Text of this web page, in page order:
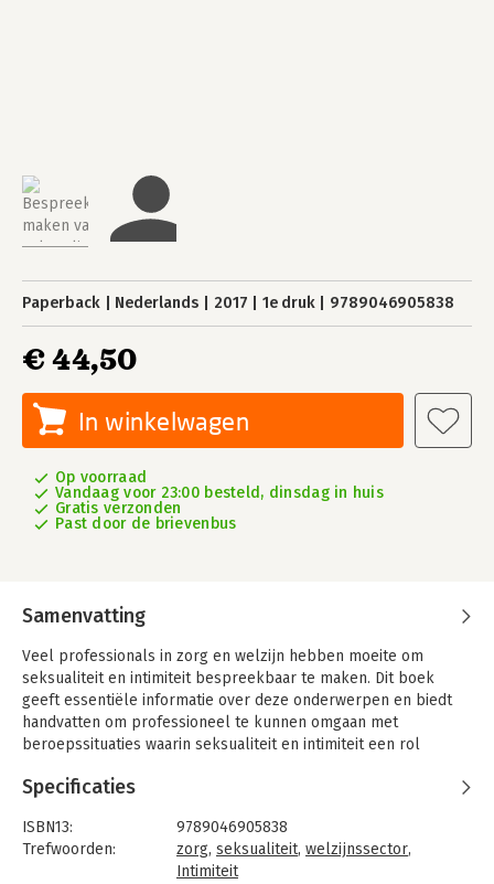
Paperback Nederlands 2017 1e druk 9789046905838
€ 44,50
In winkelwagen
Op voorraad
Vandaag voor 23:00 besteld, dinsdag in huis
Gratis verzonden
Past door de brievenbus
Samenvatting
Veel professionals in zorg en welzijn hebben moeite om
seksualiteit en intimiteit bespreekbaar te maken. Dit boek
geeft essentiële informatie over deze onderwerpen en biedt
handvatten om professioneel te kunnen omgaan met
beroepssituaties waarin seksualiteit en intimiteit een rol
'Bespreekbaar maken van seksualiteit en intimiteit' gaat in op
de seksuele ontwikkeling van mensen, de vragen en
problemen die daarbij kunnen ontstaan en plaatst het begrip
seksualiteit in een breed maatschappelijk kader. Er is veel
Specificaties
ISBN13:
9789046905838
Trefwoorden:
zorg, seksualiteit, welzijnssector,
Intimiteit